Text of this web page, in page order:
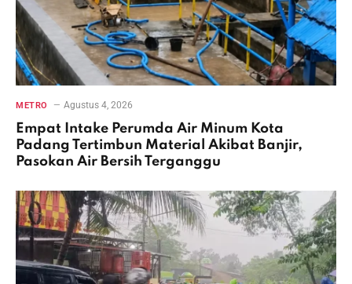
METRO Agustus 4, 2026
Empat Intake Perumda Air Minum Kota
Padang Tertimbun Material Akibat Banjir,
Pasokan Air Bersih Terganggu